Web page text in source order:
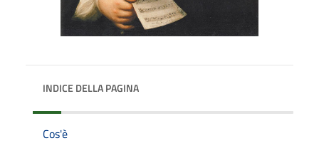
INDICE DELLA PAGINA
Cos'è